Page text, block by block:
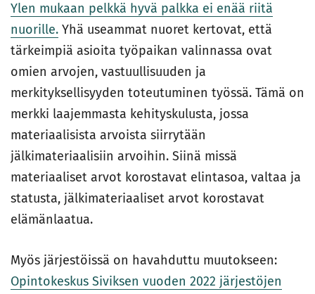
Ylen mukaan pelkkä hyvä palkka ei enää riitä
nuorille. Yhä useammat nuoret kertovat, että
tärkeimpiä asioita työpaikan valinnassa ovat
omien arvojen, vastuullisuuden ja
merkityksellisyyden toteutuminen työssä. Tämä on
merkki laajemmasta kehityskulusta, jossa
materiaalisista arvoista siirrytään
jälkimateriaalisiin arvoihin. Siinä missä
materiaaliset arvot korostavat elintasoa, valtaa ja
statusta, jälkimateriaaliset arvot korostavat
elämänlaatua.
Myös järjestöissä on havahduttu muutokseen:
Opintokeskus Siviksen vuoden 2022 järjestöjen